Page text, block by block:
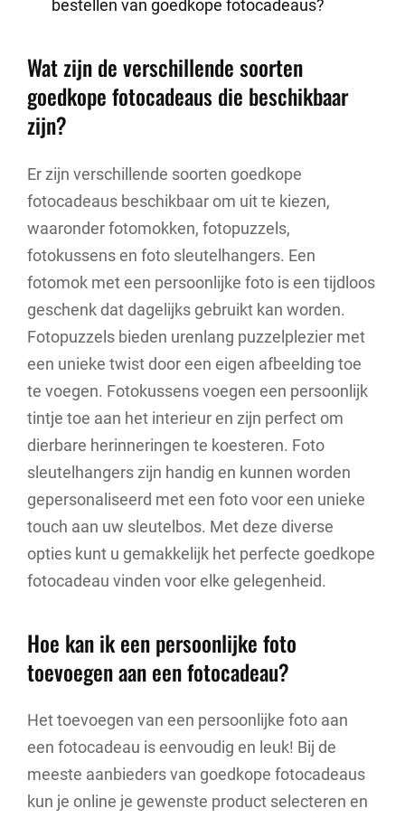
bestellen van goedkope fotocadeaus?
Wat zijn de verschillende soorten
goedkope fotocadeaus die beschikbaar
zijn?
Er zijn verschillende soorten goedkope
fotocadeaus beschikbaar om uit te kiezen,
waaronder fotomokken, fotopuzzels,
fotokussens en foto sleutelhangers. Een
fotomok met een persoonlijke foto is een tijdloos
geschenk dat dagelijks gebruikt kan worden.
Fotopuzzels bieden urenlang puzzelplezier met
een unieke twist door een eigen afbeelding toe
te voegen. Fotokussens voegen een persoonlijk
tintje toe aan het interieur en zijn perfect om
dierbare herinneringen te koesteren. Foto
sleutelhangers zijn handig en kunnen worden
gepersonaliseerd met een foto voor een unieke
touch aan uw sleutelbos. Met deze diverse
opties kunt u gemakkelijk het perfecte goedkope
fotocadeau vinden voor elke gelegenheid.
Hoe kan ik een persoonlijke foto
toevoegen aan een fotocadeau?
Het toevoegen van een persoonlijke foto aan
een fotocadeau is eenvoudig en leuk! Bij de
meeste aanbieders van goedkope fotocadeaus
kun je online je gewenste product selecteren en